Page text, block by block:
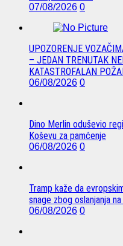
07/08/2026 0
UPOZORENJE
– JEDAN TRENUTAK
KATASTROFALAN
06/08/2026 0
Dino Merlin oduševio
Koševu za pamćenje
06/08/2026 0
Tramp kaže da
snage zbog oslanjanja na
06/08/2026 0